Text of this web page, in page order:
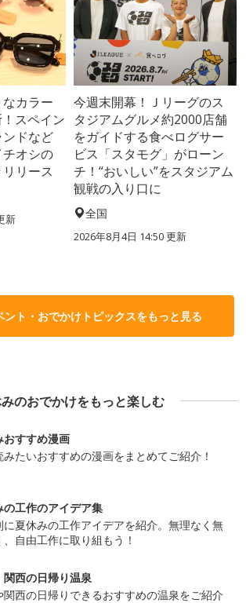
カラー
スペイン
ドなど
チオシの
リース
新
今週末開幕！Ｊリーグのス
タジアムグルメ約2000店舗
をガイドする食べログサー
ビス「スタモグ」がローン
チ！“おいしい”をスタジアム
観戦の入り口に
全国
2026年8月4日 14:50更新
ント・おでかけトピックスをもっと見る
のおでかけをもっと楽しむ
おすすめ漫画
みたいおすすめの漫画をまとめてご紹介！
の工作のアイデア集
に夏休みの工作アイデアを紹介。無理なく無
自由工作に取り組もう！
関西の日帰り温泉
関西の日帰りできるおすすめの温泉をご紹介